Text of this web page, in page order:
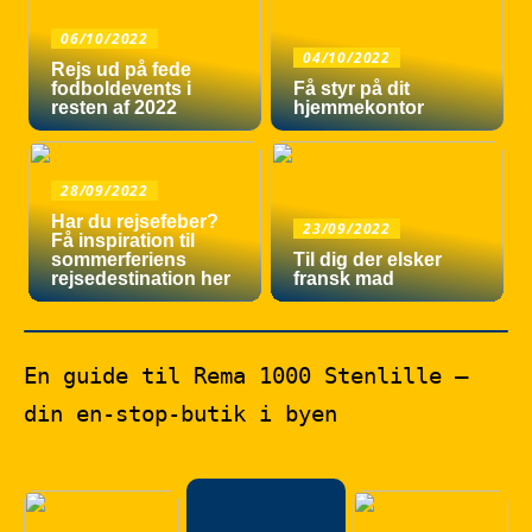
06/10/2022
Rejs ud på fede
fodboldevents i
resten af 2022
04/10/2022
Få styr på dit
hjemmekontor
28/09/2022
Har du rejsefeber?
Få inspiration til
sommerferiens
rejsedestination her
23/09/2022
Til dig der elsker
fransk mad
En guide til Rema 1000 Stenlille –
din en-stop-butik i byen